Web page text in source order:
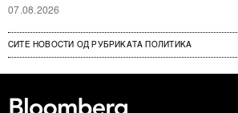
07.08.2026
СИТЕ НОВОСТИ ОД РУБРИКАТА ПОЛИТИКА